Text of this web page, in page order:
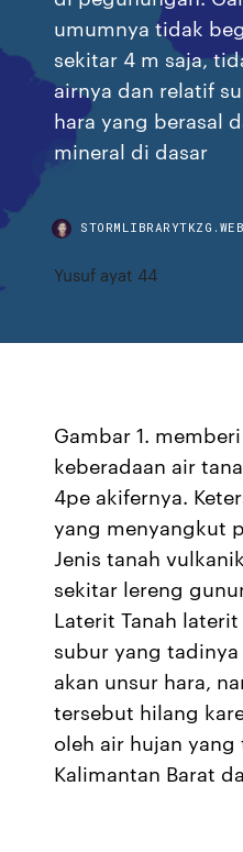
umumnya tidak
sekitar 4 m saja,
airnya dan relatif
hara yang berasal
mineral di dasar
Yusuf ayat 44
Gambar 1.
keberadaan air
4pe akifernya.
yang menyangkut
Jenis tanah
sekitar lereng
Laterit Tanah
subur yang
akan unsur hara,
tersebut hilang
oleh air hujan
Kalimantan Barat